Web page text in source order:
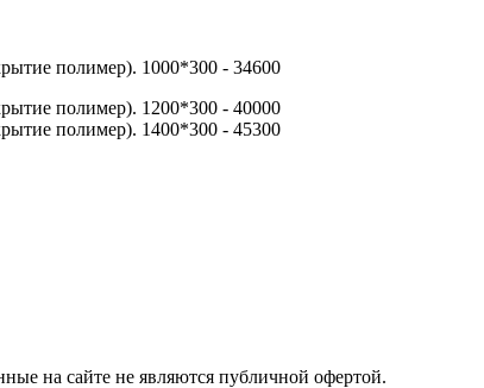
полимер). 1000*300 - 34600
полимер). 1200*300 - 40000
полимер). 1400*300 - 45300
на сайте не являются публичной офертой.